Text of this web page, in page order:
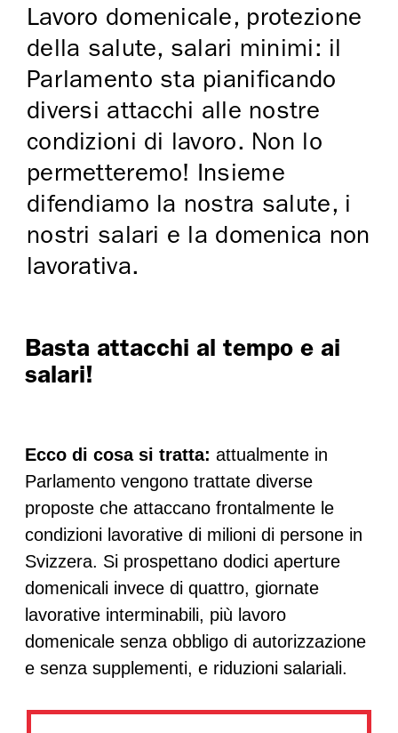
Lavoro domenicale, protezione
della salute, salari minimi: il
Parlamento sta pianificando
diversi attacchi alle nostre
condizioni di lavoro. Non lo
permetteremo! Insieme
difendiamo la nostra salute, i
nostri salari e la domenica non
lavorativa.
Basta attacchi al tempo e ai
salari!
Ecco di cosa si tratta: attualmente in
Parlamento vengono trattate diverse
proposte che attaccano frontalmente le
condizioni lavorative di milioni di persone in
Svizzera. Si prospettano dodici aperture
domenicali invece di quattro, giornate
lavorative interminabili, più lavoro
domenicale senza obbligo di autorizzazione
e senza supplementi, e riduzioni salariali.